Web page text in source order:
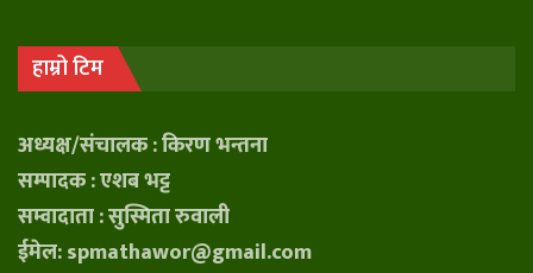
हाम्रो टिम
अध्यक्ष/संचालक : किरण भन्तना
सम्पादक : एशब भट्ट
सम्वादाता : सुस्मिता रुवाली
ईमेल: spmathawor@gmail.com